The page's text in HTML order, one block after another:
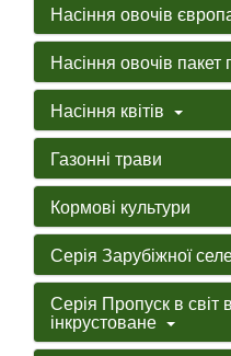
Насіння овочів
Насіння овочів пакет
Насіння квітів
Газонні трави
Кормові культури
Серія Зарубіжної
Серія Пропуск в
інкрустоване